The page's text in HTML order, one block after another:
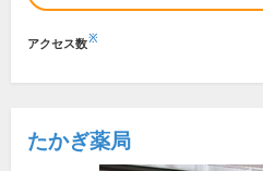
アクセス数※
たかぎ薬局